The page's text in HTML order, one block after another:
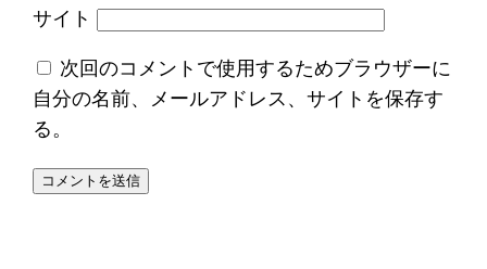
サイト
次回のコメントで使用するためブラウザーに
自分の名前、メールアドレス、サイトを保存す
る。